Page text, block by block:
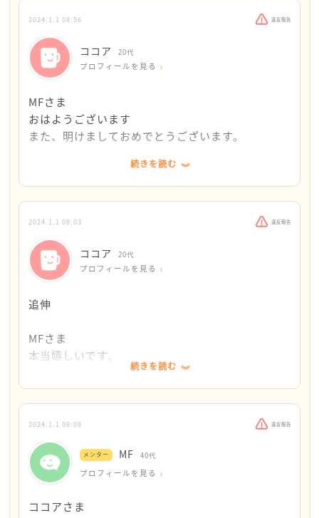
また、ご相談ありましたら投稿くださいね
もしまた不安や心配で、苦しかったりつらかった
り、誰かに話を聞いてほしいときがあれば、ご返信
くださいね。
丈夫」と言い聞かせていました
あとは、深呼吸をしながら呼吸した回数を頭でかぞ
えたり、とにかく寝たり（眠りは浅いけど）、叫ん
でみたり、新聞紙を破ってみたり。通院も役にたち
ました。とにかく、いろいろしました。
思いかえすと「大丈夫」のことばが一番不安に効い
たので、ココアさんに「大丈夫だよ」をお届けした
いです
2024.1.1 08:56 違反報告
ココア 20代
プロフィールを見る
MFさま
おはようございます
また、明けましておめでとうございます。
すみません。さっきまた別途相談を投稿してしまい
ました‥
やはり眠れませんでした‥
素敵なアドバイスありがとうございます。
た。
続きを読む
2024.1.1 09:03 違反報告
ココア 20代
プロフィールを見る
追伸
MFさま
本当嬉しいです。
しつこいだなんて、思ってないです。
年末年始で相談窓口とか病院とかもやってなくて
ここにしか頼れなくて‥
MFさまやここの人たちは優しい人ばかりで本当あ
りがたいです‥
いと感じさせてしまったら申し訳ありません。
続きを読む
2024.1.1 09:08 違反報告
メンター MF 40代
プロフィールを見る
ココアさま